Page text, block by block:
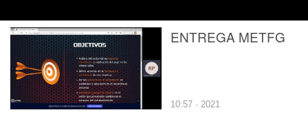
ENTREGA METFG
10:57 · 2021